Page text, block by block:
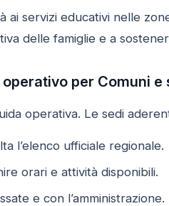
ai servizi educativi nelle
delle famiglie e a
per Comuni
operativa. Le sedi
l’elenco ufficiale regionale.
orari e attività disponibili.
e con l’amministrazione.